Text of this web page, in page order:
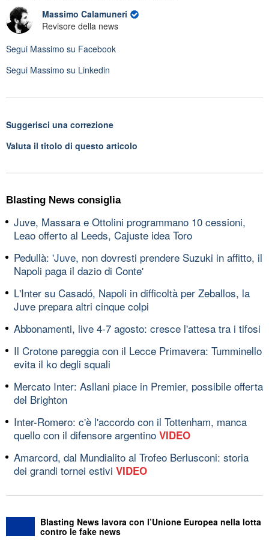
Massimo Calamuneri
Revisore della news
Segui Massimo su Facebook
Segui Massimo su Linkedin
Suggerisci una correzione
Valuta il titolo di questo articolo
Blasting News consiglia
Juve, Massara e Ottolini programmano 10 cessioni,
Leao offerto al Leeds, Cajuste idea Toro
Pedullà: 'Juve, non dovresti prendere Suzuki in affitto, il
Napoli paga il dazio di Conte'
L'Inter su Casadó, Napoli in difficoltà per Zeballos, la
Juve prepara altri cinque colpi
Abbonamenti, live 4-7 agosto: cresce l'attesa tra i tifosi
Il Crotone pareggia con il Lecce Primavera: Tumminello
evita il ko degli squali
Mercato Inter: Asllani piace in Premier, possibile offerta
del Brighton
Inter-Romero: c'è l'accordo con il Tottenham, manca
quello con il difensore argentino VIDEO
Amarcord, dal Mundialito al Trofeo Berlusconi: storia
dei grandi tornei estivi VIDEO
Blasting News lavora con l’Unione Europea nella lotta
contro le fake news